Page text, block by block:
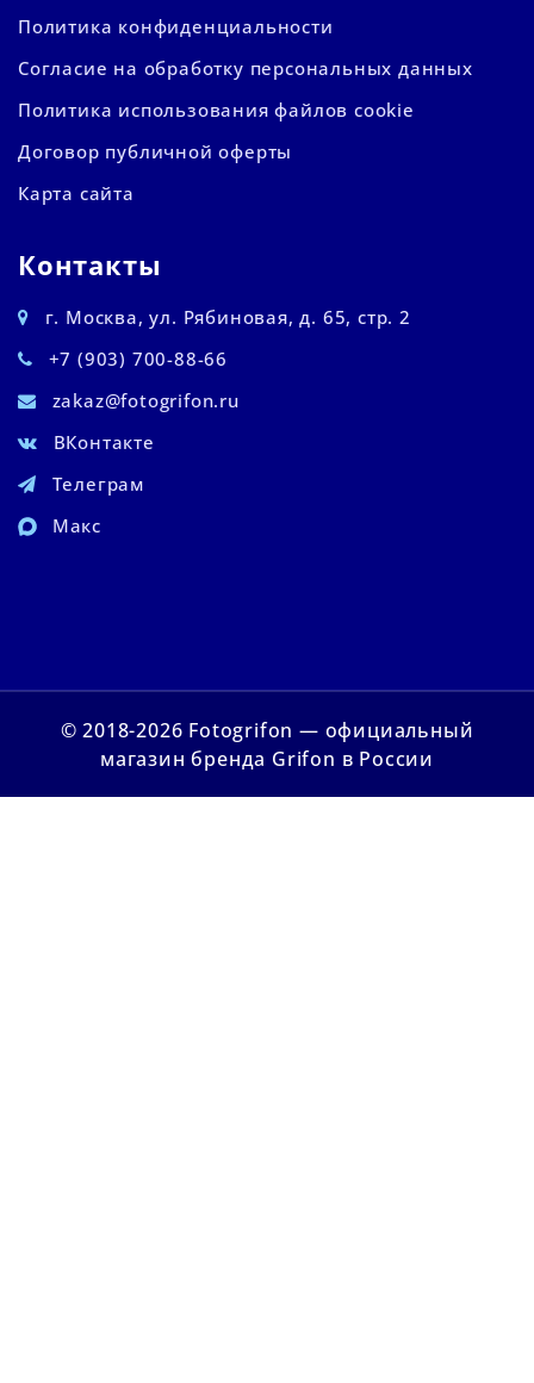
Политика конфиденциальности
Согласие на обработку персональных данных
Политика использования файлов cookie
Договор публичной оферты
Карта сайта
Контакты
г. Москва, ул. Рябиновая, д. 65, стр. 2
+7 (903) 700-88-66
zakaz@fotogrifon.ru
ВКонтакте
Телеграм
Макс
© 2018-2026 Fotogrifon — официальный
магазин бренда Grifon в России